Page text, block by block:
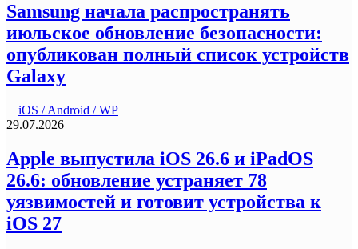
Samsung начала распространять
июльское обновление безопасности:
опубликован полный список устройств
Galaxy
iOS / Android / WP
29.07.2026
Apple выпустила iOS 26.6 и iPadOS
26.6: обновление устраняет 78
уязвимостей и готовит устройства к
iOS 27